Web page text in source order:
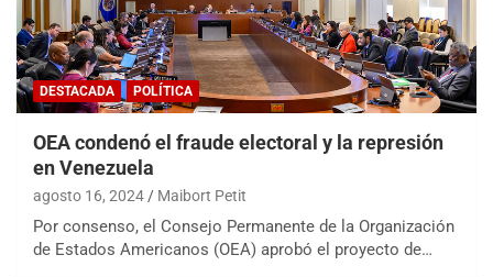
DESTACADA POLÍTICA
OEA condenó el fraude electoral y la represión
en Venezuela
agosto 16, 2024 Maibort Petit
Por consenso, el Consejo Permanente de la Organización
de Estados Americanos (OEA) aprobó el proyecto de…